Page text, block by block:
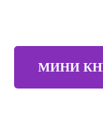
МИНИ